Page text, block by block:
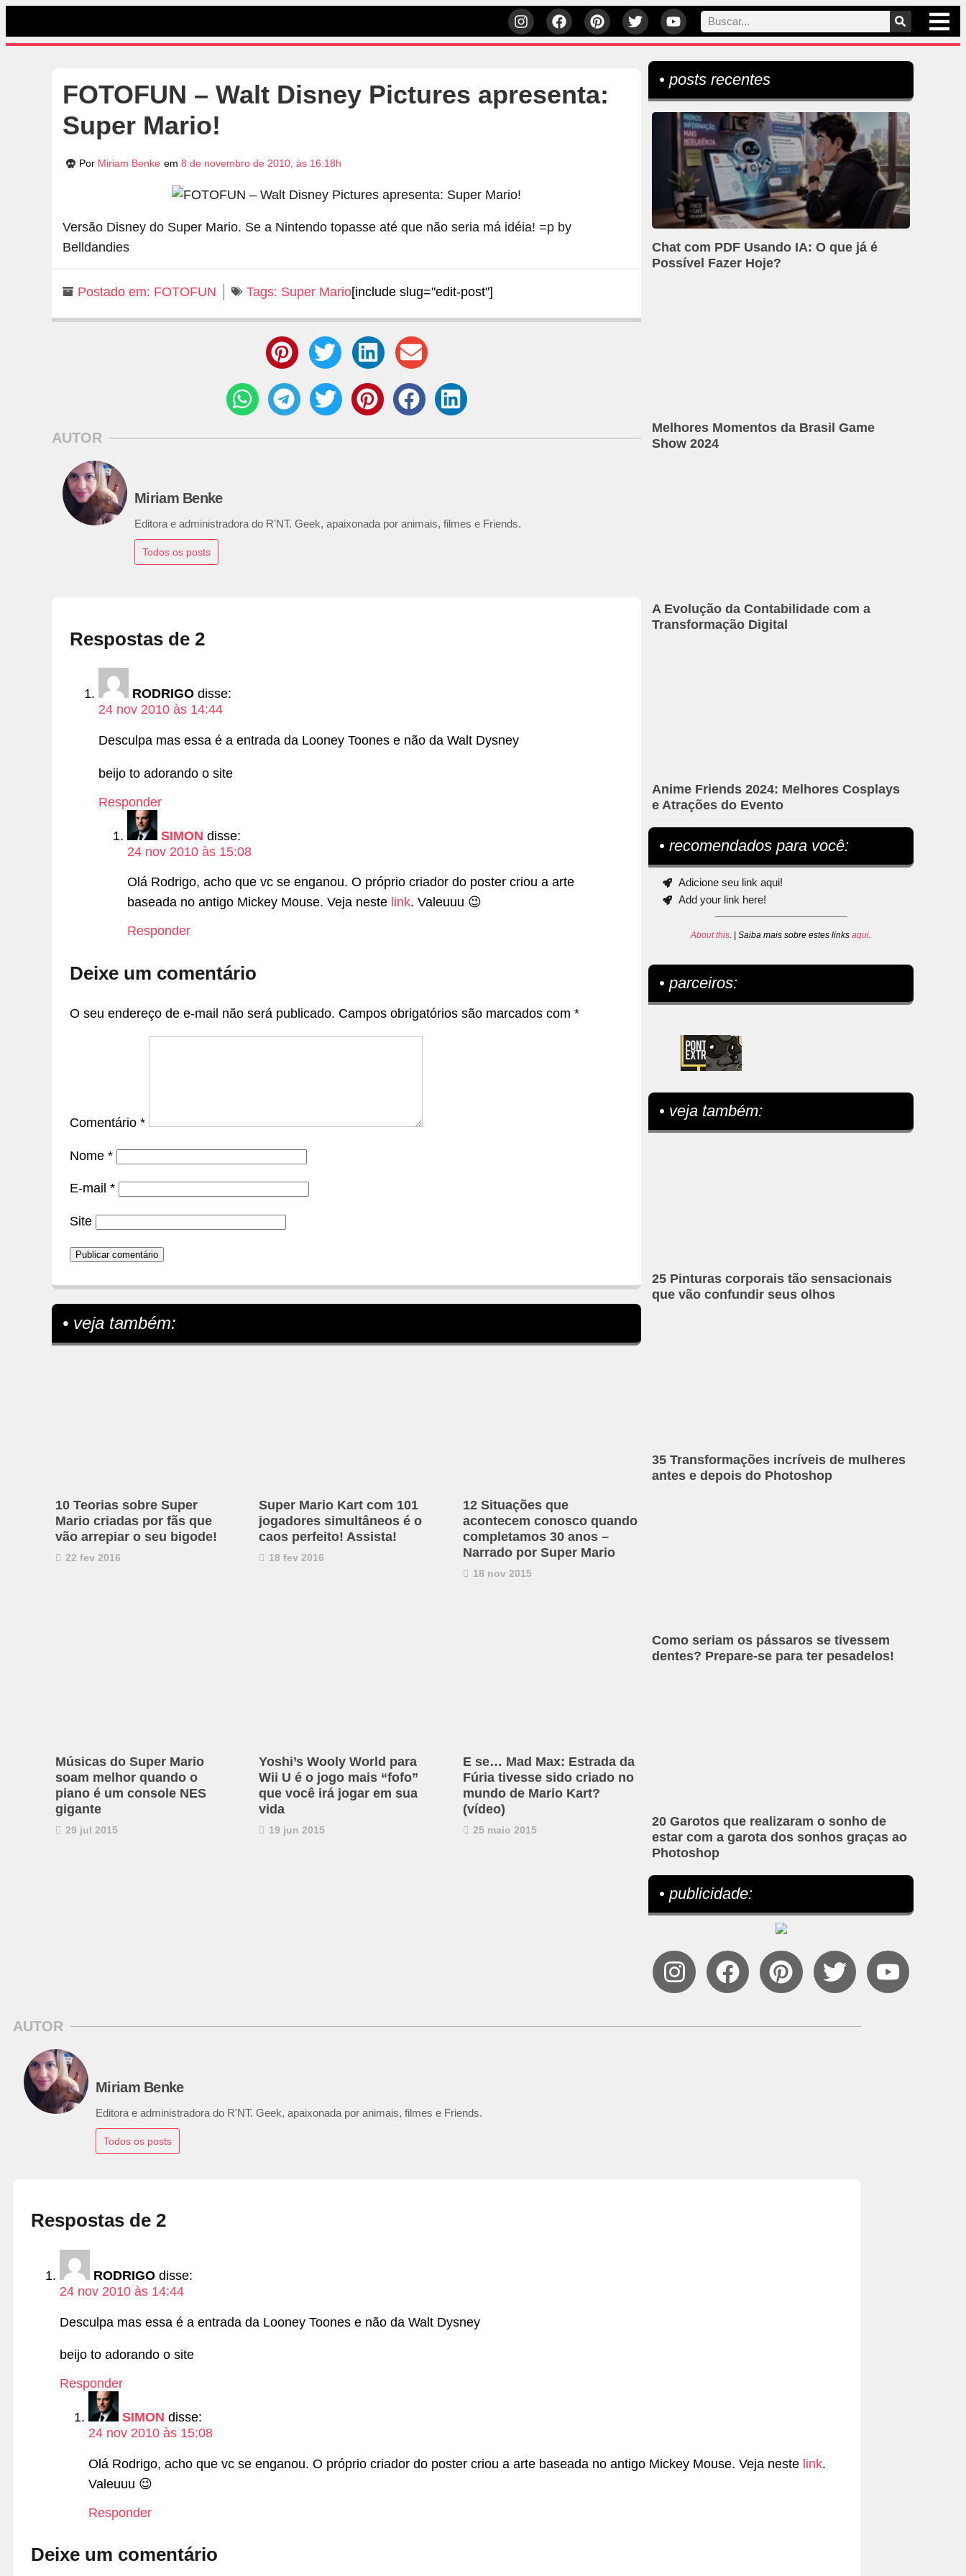
FOTOFUN – Walt Disney Pictures apresenta:
Super Mario!
Por Miriam Benke em 8 de novembro de 2010, às 16:18h
Versão Disney do Super Mario. Se a Nintendo topasse até que não seria má idéia! =p by
Belldandies
Postado em: FOTOFUN Tags: Super Mario[include slug="edit-post"]
AUTOR
Miriam Benke
Editora e administradora do R'NT. Geek, apaixonada por animais, filmes e Friends.
Todos os posts
Respostas de 2
RODRIGO disse:
24 nov 2010 às 14:44
Desculpa mas essa é a entrada da Looney Toones e não da Walt Dysney
beijo to adorando o site
Responder
SIMON disse:
24 nov 2010 às 15:08
Olá Rodrigo, acho que vc se enganou. O próprio criador do poster criou a arte
baseada no antigo Mickey Mouse. Veja neste link. Valeuuu 😉
Responder
Deixe um comentário
O seu endereço de e-mail não será publicado. Campos obrigatórios são marcados com *
Comentário *
Nome *
E-mail *
Site
• veja também:
10 Teorias sobre Super
Mario criadas por fãs que
vão arrepiar o seu bigode!
22 fev 2016
Super Mario Kart com 101
jogadores simultâneos é o
caos perfeito! Assista!
18 fev 2016
12 Situações que
acontecem conosco quando
completamos 30 anos –
Narrado por Super Mario
18 nov 2015
Músicas do Super Mario
soam melhor quando o
piano é um console NES
gigante
29 jul 2015
Yoshi’s Wooly World para
Wii U é o jogo mais “fofo”
que você irá jogar em sua
vida
19 jun 2015
E se… Mad Max: Estrada da
Fúria tivesse sido criado no
mundo de Mario Kart?
(vídeo)
25 maio 2015
• posts recentes
Chat com PDF Usando IA: O que já é
Possível Fazer Hoje?
Melhores Momentos da Brasil Game
Show 2024
A Evolução da Contabilidade com a
Transformação Digital
Anime Friends 2024: Melhores Cosplays
e Atrações do Evento
• recomendados para você:
Adicione seu link aqui!
Add your link here!
About this. | Saiba mais sobre estes linksaqui.
• parceiros:
• veja também:
25 Pinturas corporais tão sensacionais
que vão confundir seus olhos
35 Transformações incríveis de mulheres
antes e depois do Photoshop
Como seriam os pássaros se tivessem
dentes? Prepare-se para ter pesadelos!
20 Garotos que realizaram o sonho de
estar com a garota dos sonhos graças ao
Photoshop
• publicidade:
AUTOR
Miriam Benke
Editora e administradora do R'NT. Geek, apaixonada por animais, filmes e Friends.
Todos os posts
Respostas de 2
RODRIGO disse:
24 nov 2010 às 14:44
Desculpa mas essa é a entrada da Looney Toones e não da Walt Dysney
beijo to adorando o site
Responder
SIMON disse:
24 nov 2010 às 15:08
Olá Rodrigo, acho que vc se enganou. O próprio criador do poster criou a arte baseada no antigo Mickey Mouse. Veja neste link.
Valeuuu 😉
Responder
Deixe um comentário